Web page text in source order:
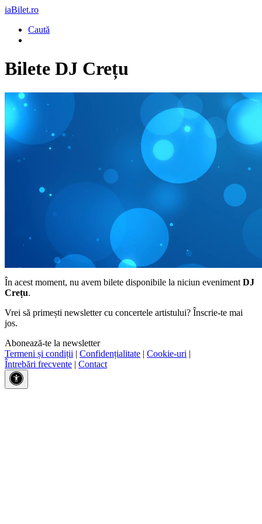
iaBilet.ro
Caută
Bilete DJ Crețu
În acest moment, nu avem bilete disponibile la niciun eveniment DJ
Crețu.
Vrei să primești newsletter cu concertele artistului? Înscrie-te mai
jos.
Abonează-te la newsletter
Termeni și condiții | Confidențialitate | Cookie-uri |
Întrebări frecvente | Contact